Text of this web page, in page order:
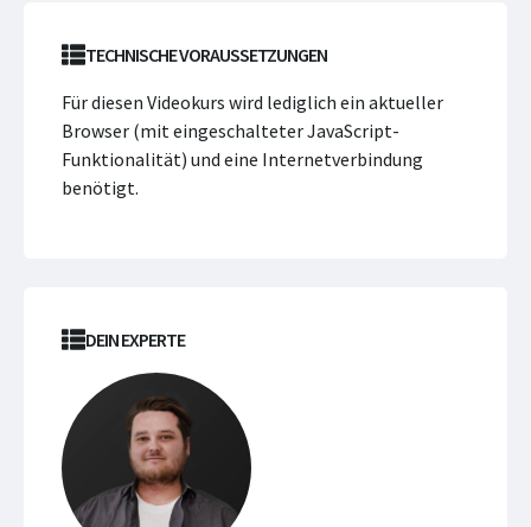
TECHNISCHE VORAUSSETZUNGEN
Für diesen Videokurs wird lediglich ein aktueller
Browser (mit eingeschalteter JavaScript-
Funktionalität) und eine Internetverbindung
benötigt.
DEIN EXPERTE